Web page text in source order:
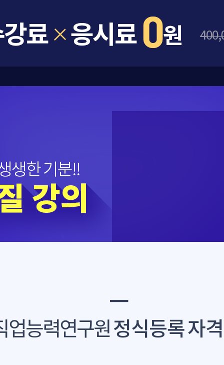
━
업능력연구원정식등록 자